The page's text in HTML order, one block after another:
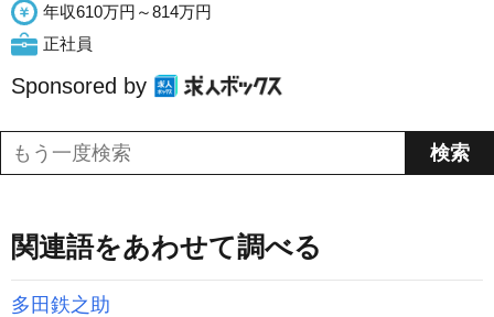
年収610万円～814万円
正社員
Sponsored by
関連語をあわせて調べる
多田鉄之助